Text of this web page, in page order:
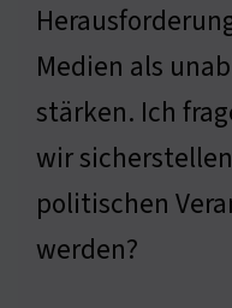
Medien als
stärken. Ich
wir
politischen
werden?